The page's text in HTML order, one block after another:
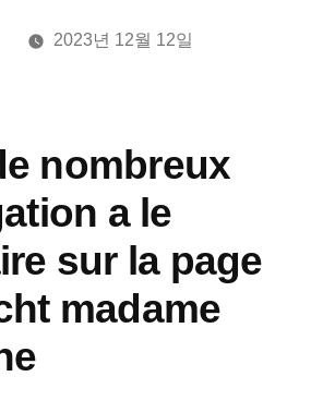
2023년 12월 12일
nombreux
a le
sur la page
madame